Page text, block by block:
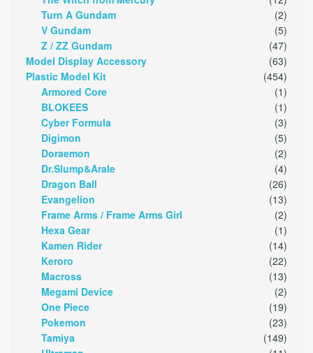
Turn A Gundam
(2)
V Gundam
(5)
Z / ZZ Gundam
(47)
Model Display Accessory
(63)
Plastic Model Kit
(454)
Armored Core
(1)
BLOKEES
(1)
Cyber Formula
(3)
Digimon
(5)
Doraemon
(2)
Dr.Slump&Arale
(4)
Dragon Ball
(26)
Evangelion
(13)
Frame Arms / Frame Arms Girl
(2)
Hexa Gear
(1)
Kamen Rider
(14)
Keroro
(22)
Macross
(13)
Megami Device
(2)
One Piece
(19)
Pokemon
(23)
Tamiya
(149)